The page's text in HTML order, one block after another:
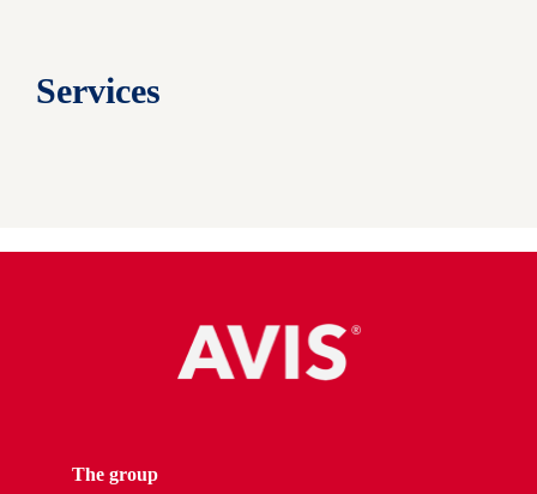
Services
The group